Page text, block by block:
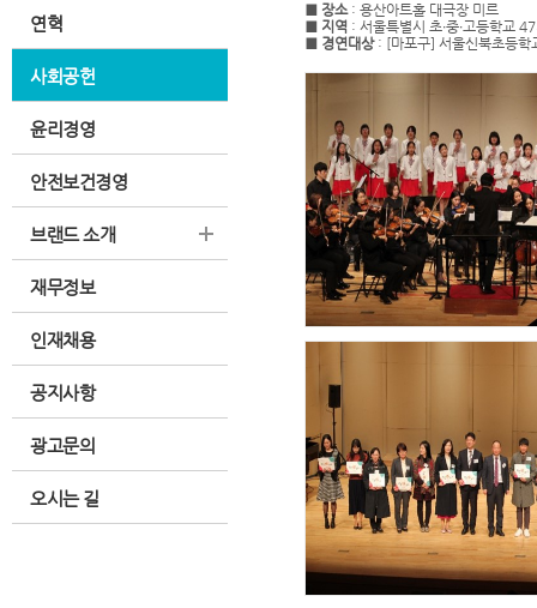
연혁
사회공헌
윤리경영
안전보건경영
브랜드 소개
재무정보
인재채용
공지사항
광고문의
오시는 길
■ 장소 : 용산아트홀 대극장 미르
■ 지역 : 서울특별시 초∙중∙고등학교 47
■ 경연대상 : [마포구] 서울신북초등학